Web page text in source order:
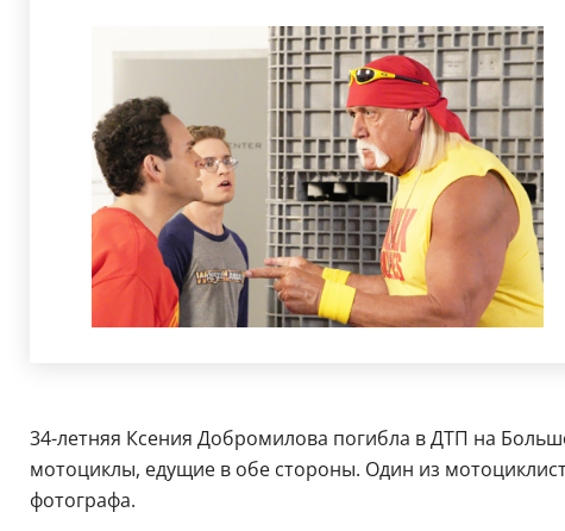
34-летняя Ксения Добромилова погибла в ДТП на
мотоциклы, едущие в обе стороны. Один из
фотографа.